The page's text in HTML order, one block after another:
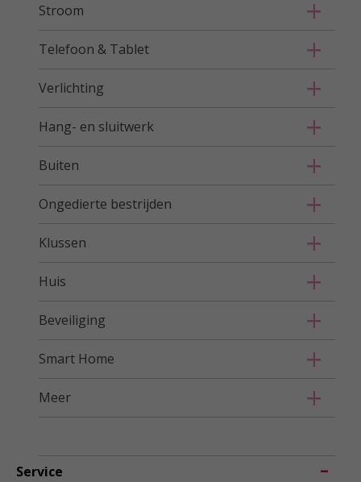
Stroom
Telefoon & Tablet
Verlichting
Hang- en sluitwerk
Buiten
Ongedierte bestrijden
Klussen
Huis
Beveiliging
Smart Home
Meer
Service